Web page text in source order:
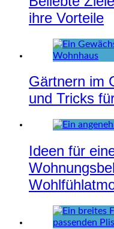
ihre Vorteile
Gärtnern im
und Tricks
Ideen für